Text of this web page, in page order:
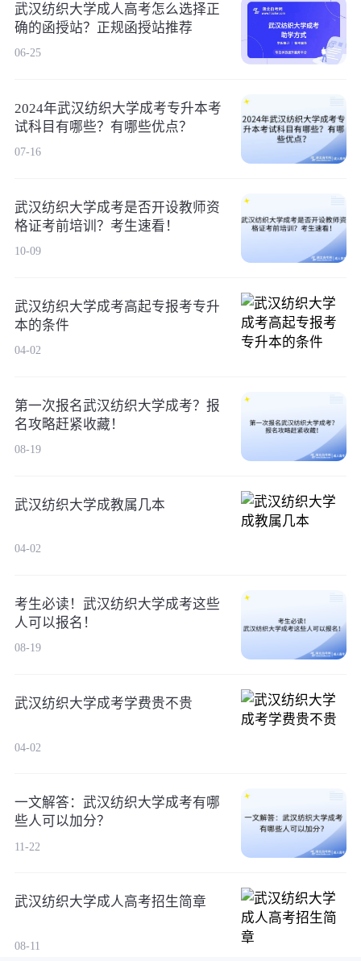
武汉纺织大学成人高考怎么选择正
确的函授站？正规函授站推荐
06-25
2024年武汉纺织大学成考专升本考
试科目有哪些？有哪些优点？
07-16
武汉纺织大学成考是否开设教师资
格证考前培训？考生速看！
10-09
武汉纺织大学成考高起专报考专升
本的条件
04-02
第一次报名武汉纺织大学成考？报
名攻略赶紧收藏！
08-19
武汉纺织大学成教属几本
04-02
考生必读！武汉纺织大学成考这些
人可以报名！
08-19
武汉纺织大学成考学费贵不贵
04-02
一文解答：武汉纺织大学成考有哪
些人可以加分？
11-22
武汉纺织大学成人高考招生简章
08-11